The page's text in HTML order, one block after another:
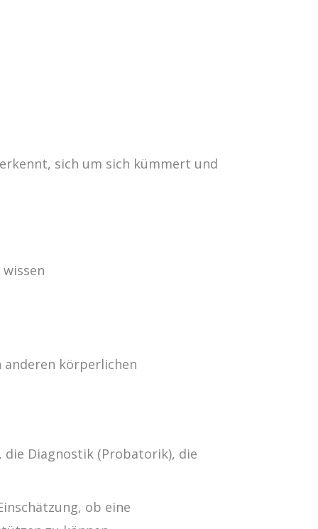
sich um sich kümmert und
anderen körperlichen
Diagnostik (Probatorik), die
ob eine